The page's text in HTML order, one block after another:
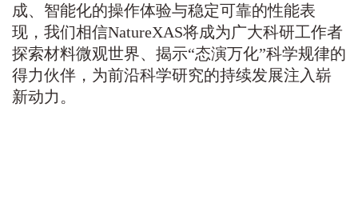
成、智能化的操作体验与稳定可靠的性能表
现， 我们相信NatureXAS将成为广大科研工作者
探索材料微观世界、揭示“态演万化”科学规律的
得力伙伴，为前沿科学研究的持续发展注入崭
新动力。